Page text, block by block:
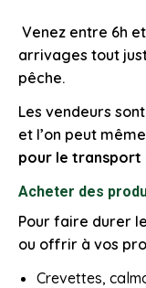
Venez entre 6h
arrivages tout
pêche.
Les vendeurs
et l’on peut
pour le transport
Acheter des
Pour faire durer
ou offrir à vos
Crevettes,